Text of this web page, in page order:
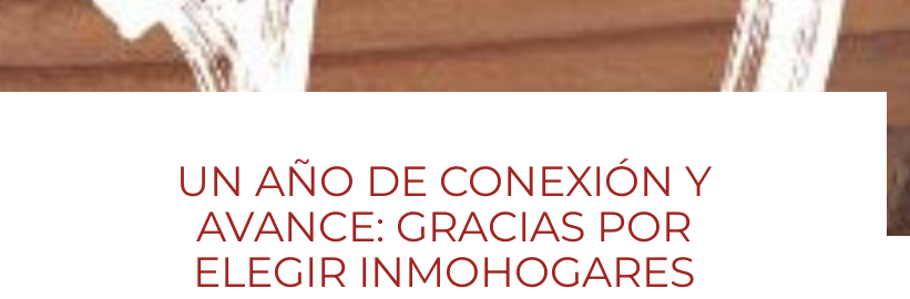
UN AÑO DE CONEXIÓN Y
AVANCE: GRACIAS POR
ELEGIR INMOHOGARES